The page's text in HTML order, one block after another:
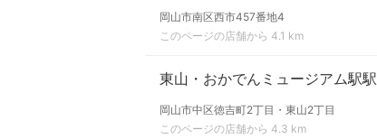
岡山市南区西市457番地4
このページの店舗から 4.1 km
東山・おかでんミュージアム駅駅
岡山市中区徳吉町2丁目・東山2丁目
このページの店舗から 4.3 km